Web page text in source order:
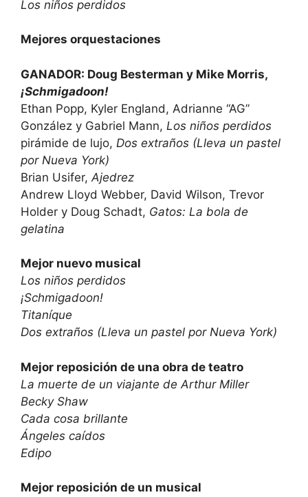
Los niños perdidos
Mejores orquestaciones
GANADOR: Doug Besterman y Mike Morris,
¡Schmigadoon!
Ethan Popp, Kyler England, Adrianne “AG”
González y Gabriel Mann, Los niños perdidos
pirámide de lujo, Dos extraños (Lleva un pastel
por Nueva York)
Brian Usifer, Ajedrez
Andrew Lloyd Webber, David Wilson, Trevor
Holder y Doug Schadt, Gatos: La bola de
gelatina
Mejor nuevo musical
Los niños perdidos
¡Schmigadoon!
Titaníque
Dos extraños (Lleva un pastel por Nueva York)
Mejor reposición de una obra de teatro
La muerte de un viajante de Arthur Miller
Becky Shaw
Cada cosa brillante
Ángeles caídos
Edipo
Mejor reposición de un musical